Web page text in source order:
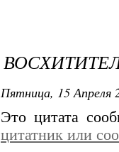
Пятница, 15 Апреля
Это цитата
цитатник или